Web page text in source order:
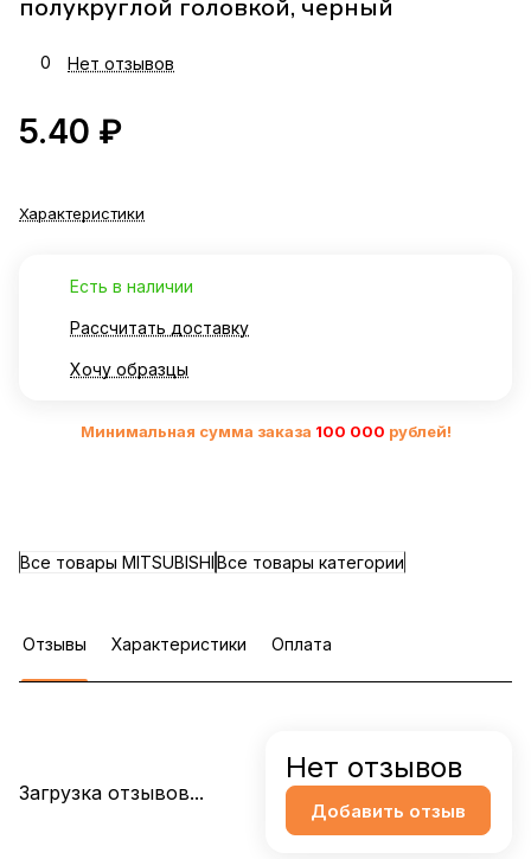
полукруглой головкой, черный
0 Нет отзывов
5.40 ₽
Характеристики
Есть в наличии
Рассчитать доставку
Хочу образцы
Минимальная сумма заказа 100 000 рублей!
Все товары MITSUBISHIВсе товары категории
Отзывы Характеристики Оплата
Загрузка отзывов...
Нет отзывов
Добавить отзыв